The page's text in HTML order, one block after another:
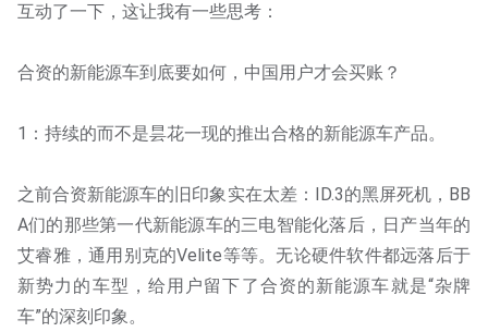
互动了一下，这让我有一些思考：
合资的新能源车到底要如何，中国用户才会买账？
1：持续的而不是昙花一现的推出合格的新能源车产品。
之前合资新能源车的旧印象实在太差：ID.3的黑屏死机，BB
A们的那些第一代新能源车的三电智能化落后，日产当年的
艾睿雅，通用别克的Velite等等。无论硬件软件都远落后于
新势力的车型，给用户留下了合资的新能源车就是“杂牌
车”的深刻印象。